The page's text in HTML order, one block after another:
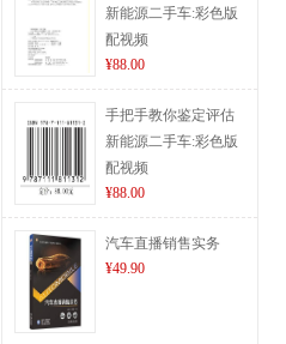
新能源二手车:彩色版
配视频
¥88.00
手把手教你鉴定评估
新能源二手车:彩色版
配视频
¥88.00
汽车直播销售实务
¥49.90